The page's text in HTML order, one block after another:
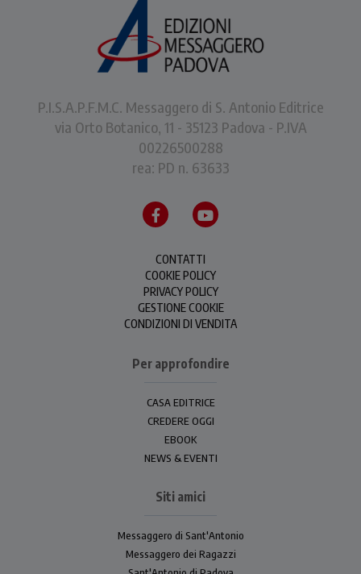
P.I.S.A.P.F.M.C. Messaggero di S. Antonio Editrice
via Orto Botanico, 11 - 35123 Padova - P.IVA
00226500288
rea: PD n. 63633
CONTATTI
COOKIE POLICY
PRIVACY POLICY
GESTIONE COOKIE
CONDIZIONI DI VENDITA
Per approfondire
CASA EDITRICE
CREDERE OGGI
EBOOK
NEWS & EVENTI
Siti amici
Messaggero di Sant'Antonio
Messaggero dei Ragazzi